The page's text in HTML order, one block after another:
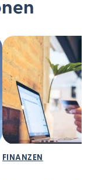
FINANZEN